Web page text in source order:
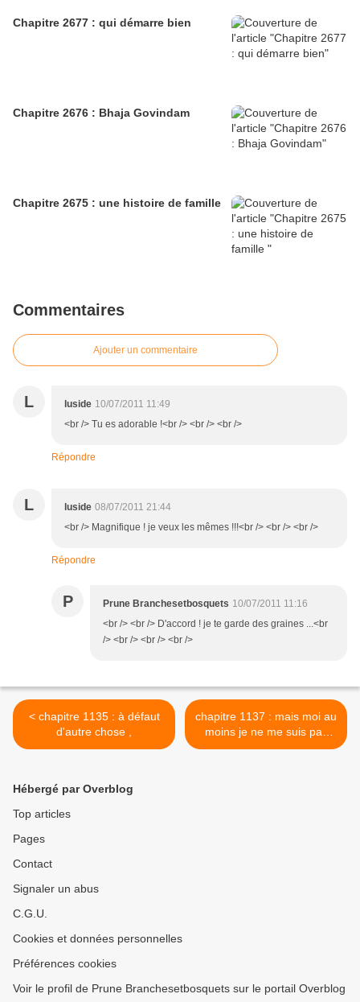
Chapitre 2677 : qui démarre bien
Chapitre 2676 : Bhaja Govindam
Chapitre 2675 : une histoire de famille
Commentaires
Ajouter un commentaire
L luside 10/07/2011 11:49
<br /> Tu es adorable !<br /> <br /> <br />
Répondre
L luside 08/07/2011 21:44
<br /> Magnifique ! je veux les mêmes !!!<br /> <br /> <br />
Répondre
P Prune Branchesetbosquets 10/07/2011 11:16
<br /> <br /> D'accord ! je te garde des graines ...<br
/> <br /> <br /> <br />
< chapitre 1135 : à défaut
d'autre chose ,
chapitre 1137 : mais moi au
moins je ne me suis pas
coupé l'oreille >
Hébergé par Overblog
Top articles
Pages
Contact
Signaler un abus
C.G.U.
Cookies et données personnelles
Préférences cookies
Voir le profil de Prune Branchesetbosquets sur le portail Overblog